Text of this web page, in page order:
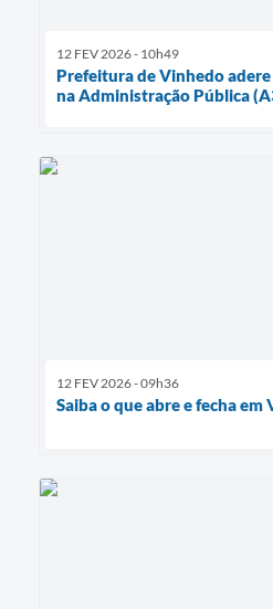
12 FEV 2026 - 10h49
Prefeitura de Vinhedo
na Administração Pública
12 FEV 2026 - 09h36
Saiba o que abre e fecha